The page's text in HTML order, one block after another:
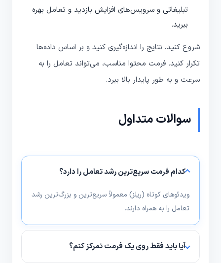
تبلیغاتی و سرویس‌های افزایش بازدید و تعامل بهره
ببرید.
شروع کنید، نتایج را اندازه‌گیری کنید و بر اساس داده‌ها
تکرار کنید. فرمت محتوا مناسب، می‌تواند تعامل را به
سرعت و به طور پایدار بالا ببرد.
سوالات متداول
کدام فرمت سریع‌ترین رشد تعامل را دارد؟
ویدئوهای کوتاه (ریلز) معمولاً سریع‌ترین و بزرگ‌ترین رشد
تعامل را به همراه دارند.
آیا باید فقط روی یک فرمت تمرکز کنم؟